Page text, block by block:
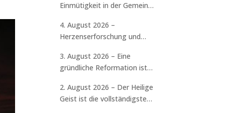
Einmütigkeit in der Gemeinde
4. August 2026 –
Herzenserforschung und
erforderlich
3. August 2026 – Eine
gründliche Reformation ist
2. August 2026 – Der Heilige
Geist ist die vollständigste